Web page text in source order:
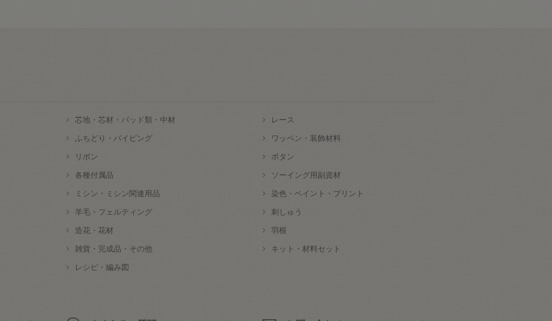
芯地・芯材・パッド類・中材 レース
ふちどり・パイピング ワッペン・装飾材料
リボン ボタン
各種付属品 ソーイング用副資材
ミシン・ミシン関連用品 染色・ペイント・プリント
羊毛・フェルティング 刺しゅう
造花・花材 羽根
雑貨・完成品・その他 キット・材料セット
レシピ・編み図